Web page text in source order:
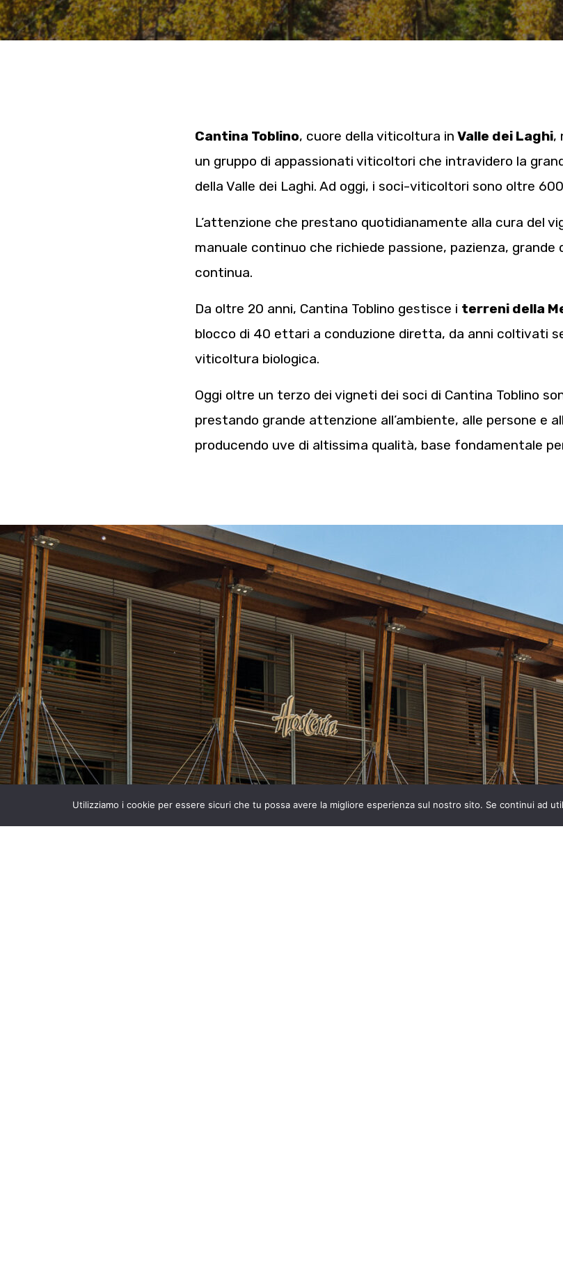
Cantina Toblino, cuore della viticoltura in Valle dei Laghi,
un gruppo di appassionati viticoltori che intravidero la
della Valle dei Laghi. Ad oggi, i soci-viticoltori sono oltre
L’attenzione che prestano quotidianamente alla cura del
manuale continuo che richiede passione, pazienza, grande
continua.
Da oltre 20 anni, Cantina Toblino gestisce i terreni della
blocco di 40 ettari a conduzione diretta, da anni coltivati
viticoltura biologica.
Oggi oltre un terzo dei vigneti dei soci di Cantina Toblino
prestando grande attenzione all’ambiente, alle persone e
producendo uve di altissima qualità, base fondamentale
Utilizziamo i cookie per essere sicuri che tu possa avere la migliore esperienza sul nostro sito. Se continui ad